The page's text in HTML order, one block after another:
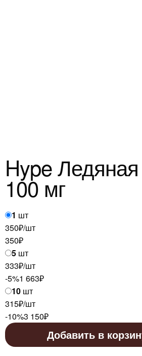
Hype
100 мг
1 шт
350₽/шт
350₽
5 шт
333₽/шт
-5%1 663₽
10 шт
315₽/шт
-10%3 150₽
Добавить в